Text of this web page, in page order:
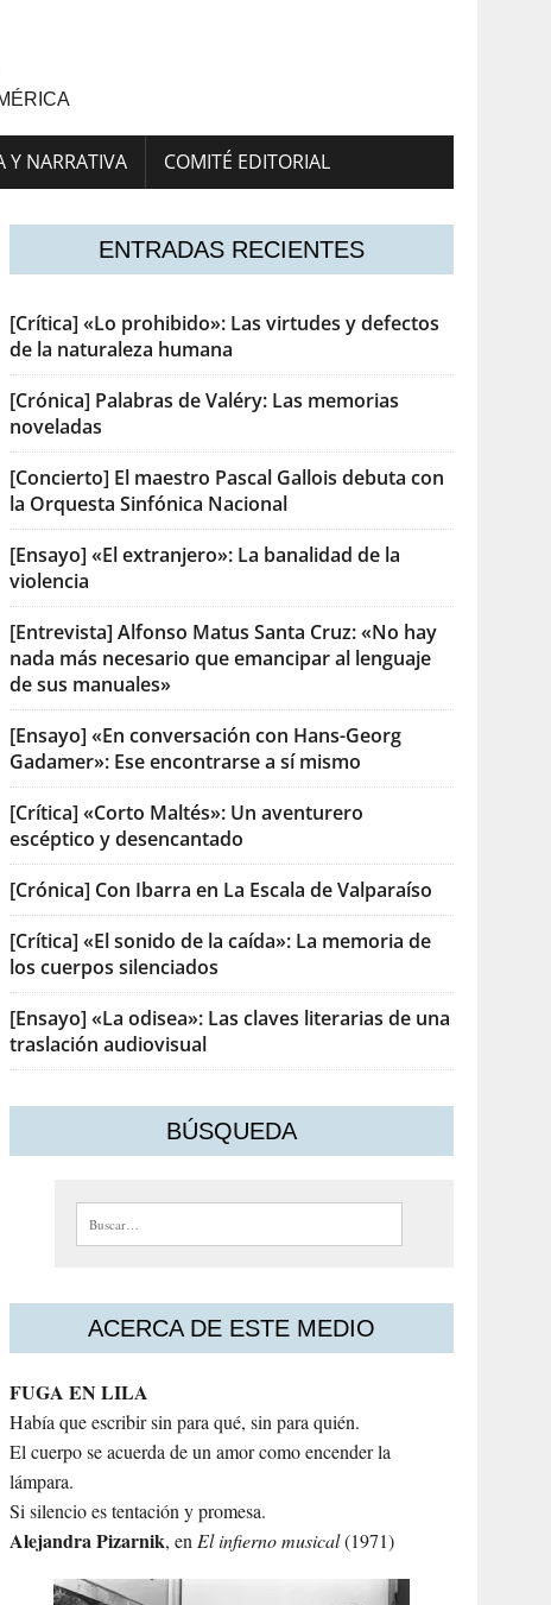
Y NARRATIVA COMITÉ EDITORIAL
ENTRADAS RECIENTES
[Crítica] «Lo prohibido»: Las virtudes y defectos
de la naturaleza humana
[Crónica] Palabras de Valéry: Las memorias
noveladas
[Concierto] El maestro Pascal Gallois debuta con
la Orquesta Sinfónica Nacional
[Ensayo] «El extranjero»: La banalidad de la
violencia
[Entrevista] Alfonso Matus Santa Cruz: «No hay
nada más necesario que emancipar al lenguaje
de sus manuales»
[Ensayo] «En conversación con Hans-Georg
Gadamer»: Ese encontrarse a sí mismo
[Crítica] «Corto Maltés»: Un aventurero
escéptico y desencantado
[Crónica] Con Ibarra en La Escala de Valparaíso
[Crítica] «El sonido de la caída»: La memoria de
los cuerpos silenciados
[Ensayo] «La odisea»: Las claves literarias de una
traslación audiovisual
BÚSQUEDA
Buscar:
ACERCA DE ESTE MEDIO
FUGA EN LILA
Había que escribir sin para qué, sin para quién.
El cuerpo se acuerda de un amor como encender la
lámpara.
Si silencio es tentación y promesa.
AlejandraPizarnik, enEl infierno musical(1971)